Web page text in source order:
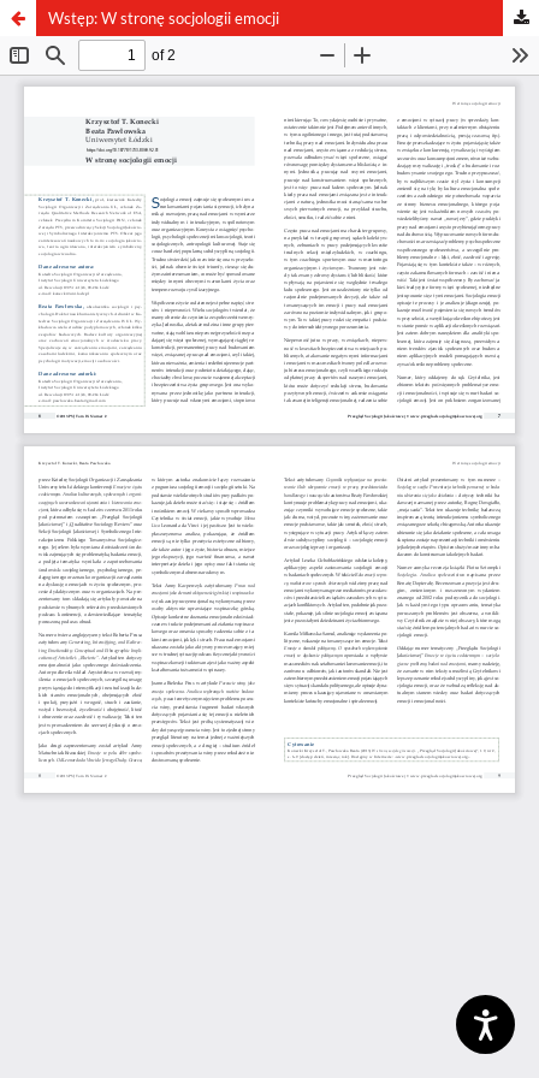
Wstęp: W stronę socjologii emocji